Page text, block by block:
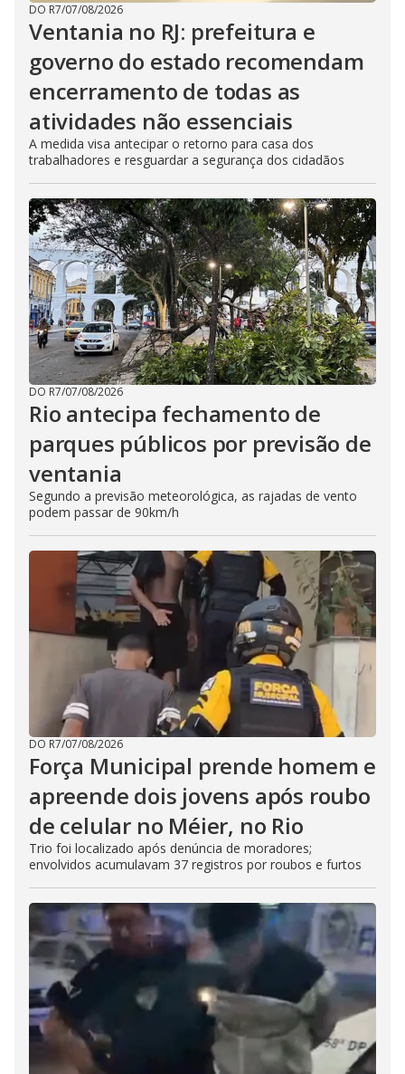
DO R7/07/08/2026
Ventania no RJ: prefeitura e
governo do estado recomendam
encerramento de todas as
atividades não essenciais
A medida visa antecipar o retorno para casa dos
trabalhadores e resguardar a segurança dos cidadãos
DO R7/07/08/2026
Rio antecipa fechamento de
parques públicos por previsão de
ventania
Segundo a previsão meteorológica, as rajadas de vento
podem passar de 90km/h
DO R7/07/08/2026
Força Municipal prende homem e
apreende dois jovens após roubo
de celular no Méier, no Rio
Trio foi localizado após denúncia de moradores;
envolvidos acumulavam 37 registros por roubos e furtos